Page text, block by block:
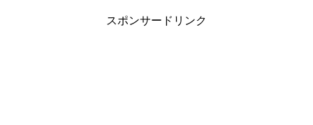
スポンサードリンク